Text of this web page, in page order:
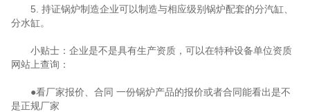
5. 持证锅炉制造企业可以制造与相应级别锅炉配套的分汽缸、
分水缸。
小贴士：企业是不是具有生产资质，可以在特种设备单位资质
网站上查询：
●看厂家报价、合同 一份锅炉产品的报价或者合同能看出是不
是正规厂家